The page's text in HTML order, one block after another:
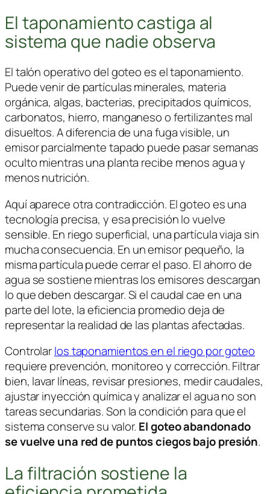
El taponamiento castiga al
sistema que nadie observa
El talón operativo del goteo es el taponamiento.
Puede venir de partículas minerales, materia
orgánica, algas, bacterias, precipitados químicos,
carbonatos, hierro, manganeso o fertilizantes mal
disueltos. A diferencia de una fuga visible, un
emisor parcialmente tapado puede pasar semanas
oculto mientras una planta recibe menos agua y
menos nutrición.
Aquí aparece otra contradicción. El goteo es una
tecnología precisa, y esa precisión lo vuelve
sensible. En riego superficial, una partícula viaja sin
mucha consecuencia. En un emisor pequeño, la
misma partícula puede cerrar el paso. El ahorro de
agua se sostiene mientras los emisores descargan
lo que deben descargar. Si el caudal cae en una
parte del lote, la eficiencia promedio deja de
representar la realidad de las plantas afectadas.
Controlarlos taponamientos en el riego por goteo
requiere prevención, monitoreo y corrección. Filtrar
bien, lavar líneas, revisar presiones, medir caudales,
ajustar inyección química y analizar el agua no son
tareas secundarias. Son la condición para que el
sistema conserve su valor. El goteo abandonado
se vuelve una red de puntos ciegos bajo presión.
La filtración sostiene la